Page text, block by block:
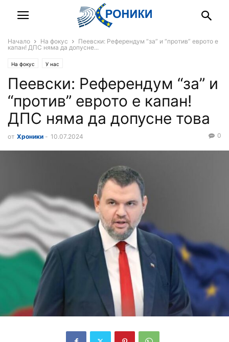
Начало На фокус
Пеевски: Референдум “за” и “против” еврото е
капан! ДПС няма да допусне...
На фокус У нас
Пеевски: Референдум “за” и
“против” еврото е капан!
ДПС няма да допусне това
от Хроники - 10.07.2024 0